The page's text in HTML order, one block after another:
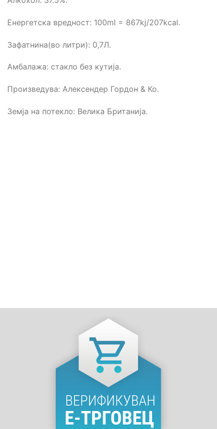
Енергетска вредност: 100ml = 867kj/207kcal.
Зафатнина(во литри): 0,7Л.
Амбалажа: стакло без кутија.
Произведува: Алексендер Гордон & Ко.
Земја на потекло: Велика Британија.